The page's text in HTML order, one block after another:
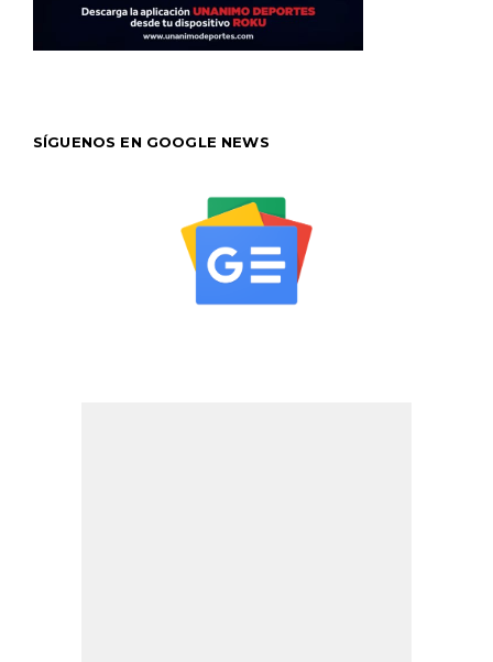
SÍGUENOS EN GOOGLE NEWS